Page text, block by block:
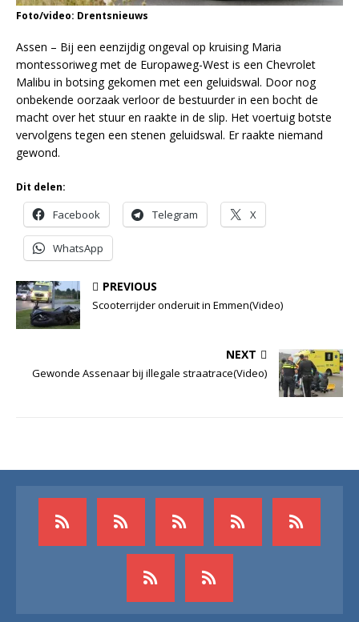
Foto/video: Drentsnieuws
Assen – Bij een eenzijdig ongeval op kruising Maria
montessoriweg met de Europaweg-West is een Chevrolet
Malibu in botsing gekomen met een geluidswal. Door nog
onbekende oorzaak verloor de bestuurder in een bocht de
macht over het stuur en raakte in de slip. Het voertuig botste
vervolgens tegen een stenen geluidswal. Er raakte niemand
gewond.
Dit delen:
Facebook Telegram X
WhatsApp
PREVIOUS
Scooterrijder onderuit in Emmen(Video)
NEXT
Gewonde Assenaar bij illegale straatrace(Video)